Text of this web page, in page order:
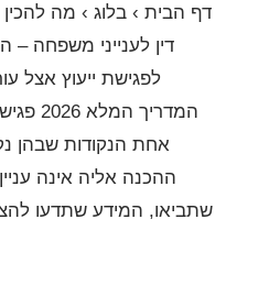
המדריך
דף הבית › בלוג › מה להכין
דין לענייני משפחה
לפגישת ייעוץ אצל
המדריך
אחת הנקודות שבהן
ההכנה אליה אינה
שתביאו, המידע שתדעו